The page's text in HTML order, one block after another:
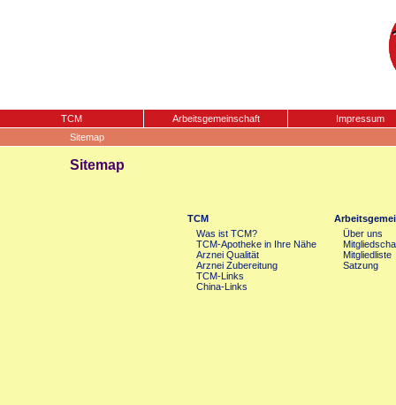
TCM Arbeitsgemeinschaft
Impressum
Sitemap
Sitemap
TCM
Was ist TCM?
TCM-Apotheke in Ihre Nähe
Arznei Qualität
Arznei Zubereitung
TCM-Links
China-Links
Über uns
Mitgliedliste
Satzung